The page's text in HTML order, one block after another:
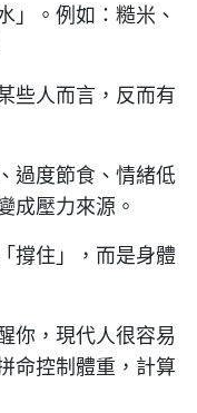
」。例如：糙米、
些人而言，反而有
過度節食、情緒低
成壓力來源。
撐住」，而是身體
你，現代人很容易
命控制體重，計算